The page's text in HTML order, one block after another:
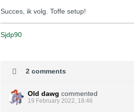
Succes, ik volg. Toffe setup!
Sjdp90
2 comments
Old dawg commented
19 February 2022, 18:46